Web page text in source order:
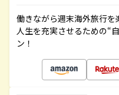
働きながら週末海外旅行を
人生を充実させるための“
ン！